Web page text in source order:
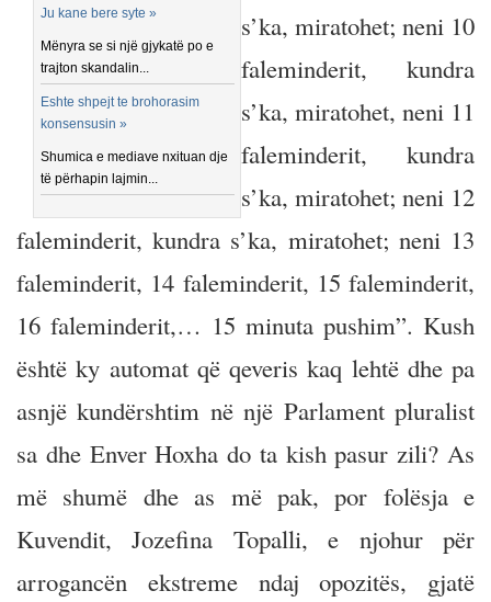
Ju kane bere syte »
Mënyra se si një gjykatë po e
trajton skandalin...
Eshte shpejt te brohorasim
konsensusin »
Shumica e mediave nxituan dje
të përhapin lajmin...
s’ka, miratohet; neni 10
faleminderit, kundra
s’ka, miratohet, neni 11
faleminderit, kundra
s’ka, miratohet; neni 12
faleminderit, kundra s’ka, miratohet; neni 13
faleminderit, 14 faleminderit, 15 faleminderit,
16 faleminderit,… 15 minuta pushim”. Kush
është ky automat që qeveris kaq lehtë dhe pa
asnjë kundërshtim në një Parlament pluralist
sa dhe Enver Hoxha do ta kish pasur zili? As
më shumë dhe as më pak, por folësja e
Kuvendit, Jozefina Topalli, e njohur për
arrogancën ekstreme ndaj opozitës, gjatë